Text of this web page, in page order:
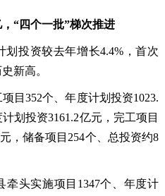
“四个一批”梯次推进
投资较去年增长4.4%，首次
新高。
目352个、年度计划投资1023.
划投资3161.2亿元，完工项目
，储备项目254个、总投资约8
牵头实施项目1347个、年度计